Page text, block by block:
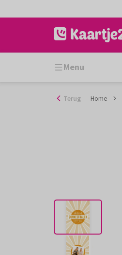
naar
Menu
Terug Home